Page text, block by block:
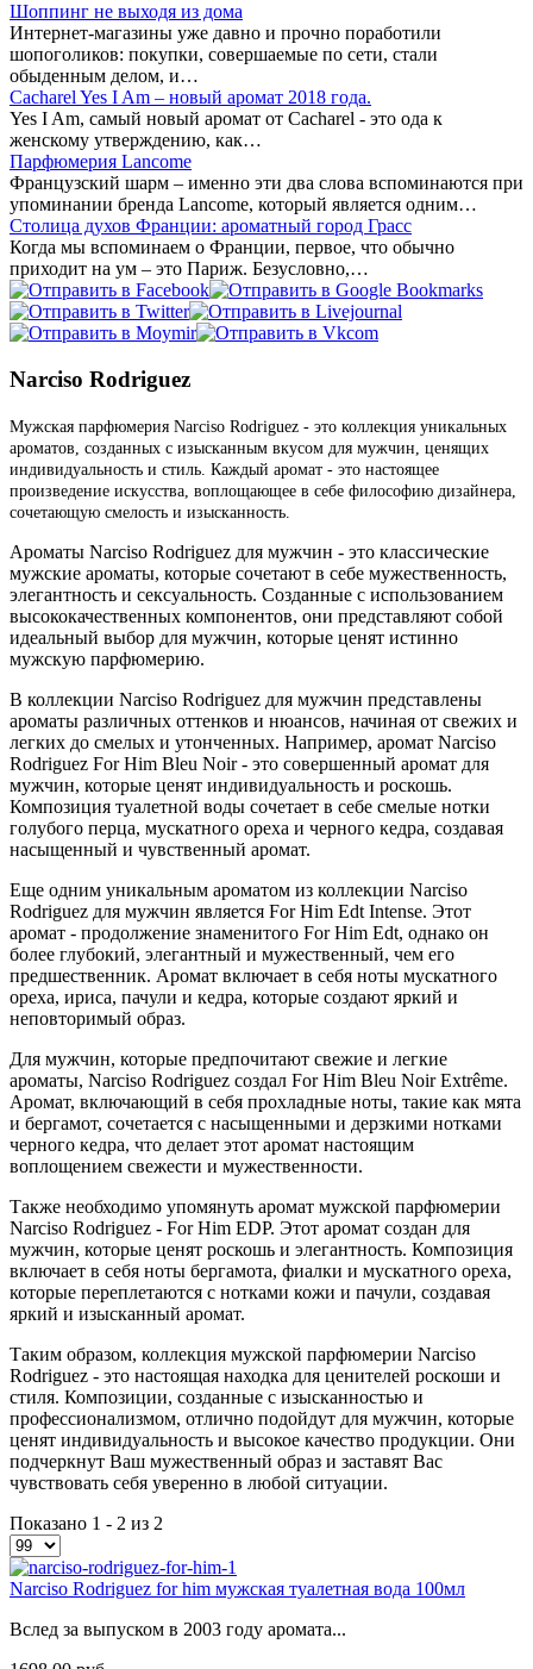
Шоппинг не выходя из дома
Интернет-магазины уже давно и прочно поработили
шопоголиков: покупки, совершаемые по сети, стали
обыденным делом, и…
Cacharel Yes I Am – новый аромат 2018 года.
Yes I Am, самый новый аромат от Cacharel - это ода к
женскому утверждению, как…
Парфюмерия Lancome
Французский шарм – именно эти два слова вспоминаются при
упоминании бренда Lancome, который является одним…
Столица духов Франции: ароматный город Грасс
Когда мы вспоминаем о Франции, первое, что обычно
приходит на ум – это Париж. Безусловно,…
Narciso Rodriguez
Мужская парфюмерия Narciso Rodriguez - это коллекция уникальных
ароматов, созданных с изысканным вкусом для мужчин, ценящих
индивидуальность и стиль. Каждый аромат - это настоящее
произведение искусства, воплощающее в себе философию дизайнера,
сочетающую смелость и изысканность.
Ароматы Narciso Rodriguez для мужчин - это классические
мужские ароматы, которые сочетают в себе мужественность,
элегантность и сексуальность. Созданные с использованием
высококачественных компонентов, они представляют собой
идеальный выбор для мужчин, которые ценят истинно
мужскую парфюмерию.
В коллекции Narciso Rodriguez для мужчин представлены
ароматы различных оттенков и нюансов, начиная от свежих и
легких до смелых и утонченных. Например, аромат Narciso
Rodriguez For Him Bleu Noir - это совершенный аромат для
мужчин, которые ценят индивидуальность и роскошь.
Композиция туалетной воды сочетает в себе смелые нотки
голубого перца, мускатного ореха и черного кедра, создавая
насыщенный и чувственный аромат.
Еще одним уникальным ароматом из коллекции Narciso
Rodriguez для мужчин является For Him Edt Intense. Этот
аромат - продолжение знаменитого For Him Edt, однако он
более глубокий, элегантный и мужественный, чем его
предшественник. Аромат включает в себя ноты мускатного
ореха, ириса, пачули и кедра, которые создают яркий и
неповторимый образ.
Для мужчин, которые предпочитают свежие и легкие
ароматы, Narciso Rodriguez создал For Him Bleu Noir Extrême.
Аромат, включающий в себя прохладные ноты, такие как мята
и бергамот, сочетается с насыщенными и дерзкими нотками
черного кедра, что делает этот аромат настоящим
воплощением свежести и мужественности.
Также необходимо упомянуть аромат мужской парфюмерии
Narciso Rodriguez - For Him EDP. Этот аромат создан для
мужчин, которые ценят роскошь и элегантность. Композиция
включает в себя ноты бергамота, фиалки и мускатного ореха,
которые переплетаются с нотками кожи и пачули, создавая
яркий и изысканный аромат.
Таким образом, коллекция мужской парфюмерии Narciso
Rodriguez - это настоящая находка для ценителей роскоши и
стиля. Композиции, созданные с изысканностью и
профессионализмом, отлично подойдут для мужчин, которые
ценят индивидуальность и высокое качество продукции. Они
подчеркнут Ваш мужественный образ и заставят Вас
чувствовать себя уверенно в любой ситуации.
Показано 1 - 2 из 2
Narciso Rodriguez for him мужская туалетная вода 100мл
Вслед за выпуском в 2003 году аромата...